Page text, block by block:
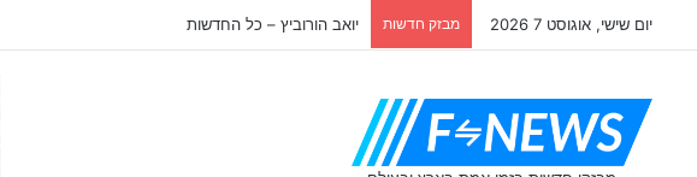
יום שישי, אוגוסט 7 2026 מבזק חדשות יואב הורוביץ – כל החדשות